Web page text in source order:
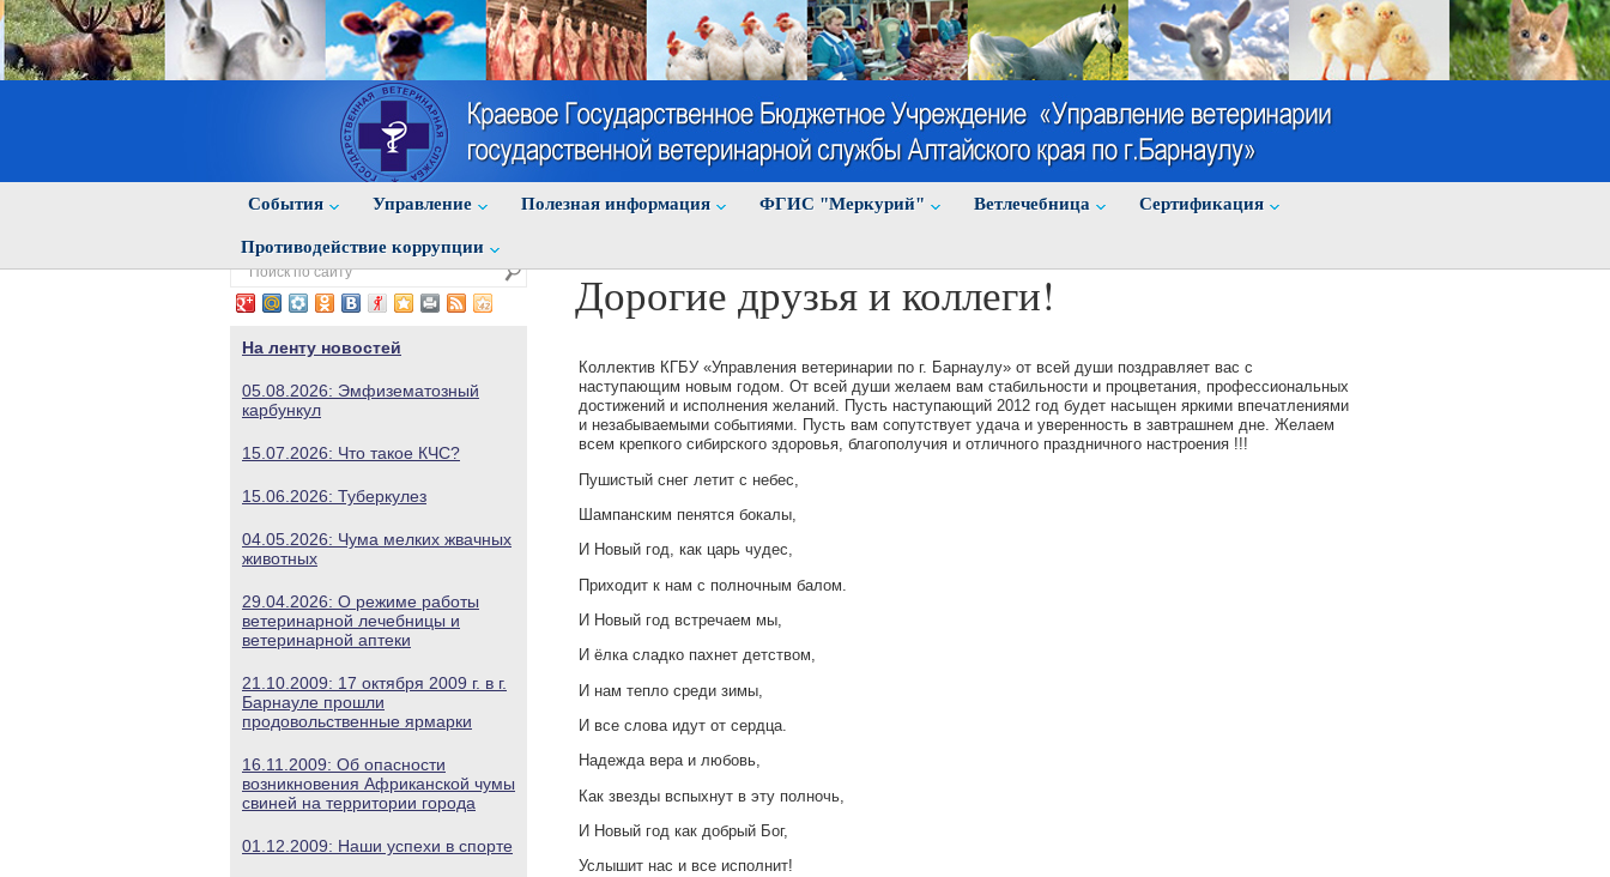
События Управление Полезная информация ФГИС "Меркурий" Ветлечебница Cертификация
Противодействие коррупции
На ленту новостей
05.08.2026: Эмфизематозный
карбункул
15.07.2026: Что такое КЧС?
15.06.2026: Туберкулез
04.05.2026: Чума мелких жвачных
животных
29.04.2026: О режиме работы
ветеринарной лечебницы и
ветеринарной аптеки
21.10.2009: 17 октября 2009 г. в г.
Барнауле прошли
продовольственные ярмарки
16.11.2009: Об опасности
возникновения Африканской чумы
свиней на территории города
01.12.2009: Наши успехи в спорте
Дорогие друзья и коллеги!
Коллектив КГБУ «Управления ветеринарии по г. Барнаулу» от всей души поздравляет вас с
наступающим новым годом. От всей души желаем вам стабильности и процветания, профессиональных
достижений и исполнения желаний. Пусть наступающий 2012 год будет насыщен яркими впечатлениями
и незабываемыми событиями. Пусть вам сопутствует удача и уверенность в завтрашнем дне. Желаем
всем крепкого сибирского здоровья, благополучия и отличного праздничного настроения !!!
Пушистый снег летит с небес,
Шампанским пенятся бокалы,
И Новый год, как царь чудес,
Приходит к нам с полночным балом.
И Новый год встречаем мы,
И ёлка сладко пахнет детством,
И нам тепло среди зимы,
И все слова идут от сердца.
Надежда вера и любовь,
Как звезды вспыхнут в эту полночь,
И Новый год как добрый Бог,
Услышит нас и все исполнит!